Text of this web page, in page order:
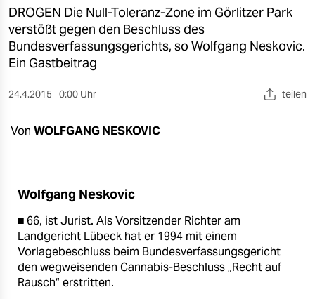
kultur
sport
wahrheit
verlag
veranstaltungen
shop
fragen & hilfe
DROGEN Die Null-Toleranz-Zone im Görlitzer Park
verstößt gegen den Beschluss des
Bundesverfassungsgerichts, so Wolfgang Neskovic.
Ein Gastbeitrag
24.4.2015 0:00 Uhr teilen
Von WOLFGANG NESKOVIC
Wolfgang Neskovic
■ 66, ist Jurist. Als Vorsitzender Richter am
Landgericht Lübeck hat er 1994 mit einem
Vorlagebeschluss beim Bundesverfassungsgericht
den wegweisenden Cannabis-Beschluss „Recht auf
Rausch“ erstritten.